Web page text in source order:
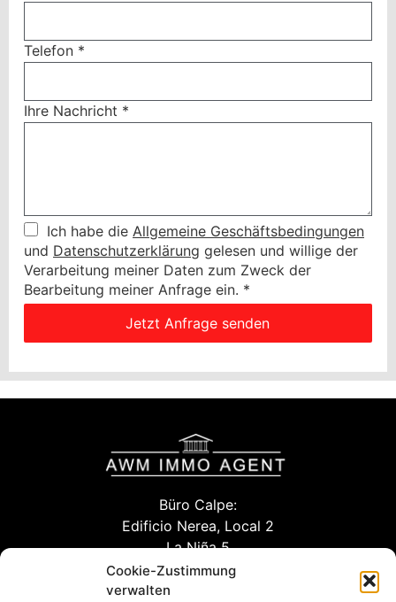
Cookie-Zustimmung
verwalten
Telefon *
Ihre Nachricht *
Ich habe die Allgemeine Geschäftsbedingungen
und Datenschutzerklärung gelesen und willige der
Verarbeitung meiner Daten zum Zweck der
Bearbeitung meiner Anfrage ein. *
Jetzt Anfrage senden
Büro Calpe:
Edificio Nerea, Local 2
La Niña 5
03710 Calpe (Alicante)